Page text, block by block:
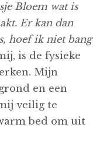
Bloem wat is
Er kan dan
hoef ik niet bang
is de fysieke
Mijn
en een
veilig te
bed om uit